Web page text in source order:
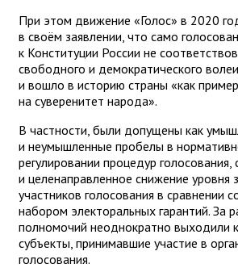
При этом движение «Голос» в 2020
в своём заявлении, что само
к Конституции России не
свободного и демократического
и вошло в историю страны «как
на суверенитет народа».
В частности, были допущены как
и неумышленные пробелы в
регулировании процедур голосования,
и целенаправленное снижение уровня
участников голосования в сравнении
набором электоральных гарантий. За
полномочий неоднократно выходили
субъекты, принимавшие участие в
голосования.